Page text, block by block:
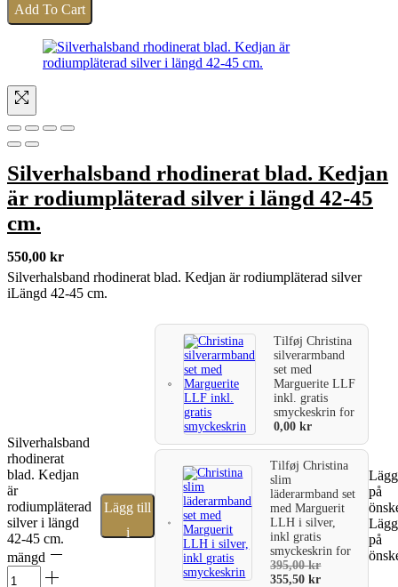
Add To Cart
Silverhalsband rhodinerat blad. Kedjan
är rodiumpläterad silver i längd 42-45
cm.
550,00 kr
Silverhalsband rhodinerat blad. Kedjan är rodiumpläterad silver
iLängd 42-45 cm.
Silverhalsband
rhodinerat
blad. Kedjan
är
rodiumpläterad
silver i längd
42-45 cm.
mängd
Lägg till
i
TilføjChristina
silverarmband
set med
Marguerite LLF
inkl. gratis
smyckeskrinfor
0,00kr
TilføjChristina
slim
läderarmband set
med Marguerit
LLH i silver,
inkl gratis
smyckeskrinfor
395,00kr
355,50kr
på
på